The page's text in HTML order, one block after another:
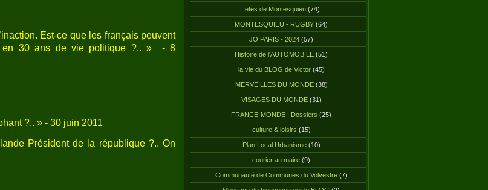
Est-ce que les français peuvent
en 30 ans de vie politique ?.. » - 8
?.. » - 30 juin 2011
Président de la république ?.. On
fetes de Montesquieu(74)
MONTESQUIEU - RUGBY (64)
JO PARIS - 2024 (57)
Histoire de l'AUTOMOBILE (51)
la vie du BLOG de Victor(45)
MERVEILLES DU MONDE(38)
VISAGES DU MONDE(31)
FRANCE-MONDE : Dossiers (25)
culture & loisirs (15)
Plan Local Urbanisme(10)
courier au maire (9)
Communauté de Communes du Volvestre(7)